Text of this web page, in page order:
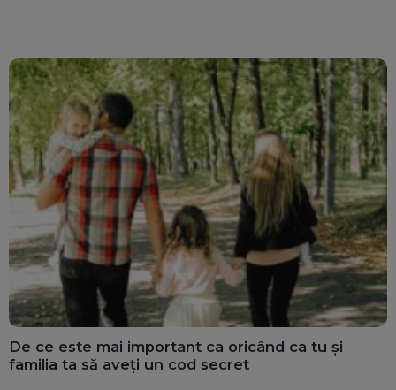
De ce este mai important ca oricând ca tu și
familia ta să aveți un cod secret